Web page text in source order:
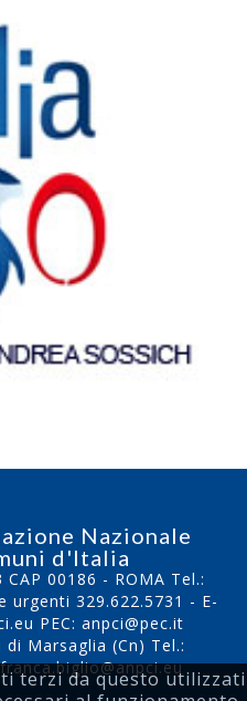
Nazionale
d'Italia
00186 - ROMA Tel.:
urgenti 329.622.5731 - E-
PEC: anpci@pec.it
Marsaglia (Cn) Tel.:
franca.biglio@anpci.eu
terzi da questo utilizzati